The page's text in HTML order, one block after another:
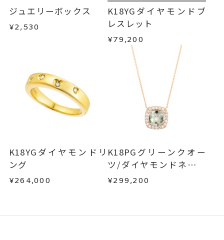
ジュエリーボックス
¥2,530
K18YGダイヤモンドブ
レスレット
¥79,200
K18YGダイヤモンドリ
ング
¥264,000
K18PGグリーンクオー
ツ/ダイヤモンドネック
レス
¥299,200